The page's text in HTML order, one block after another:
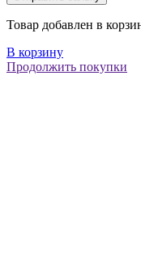
Товар добавлен в
В корзину
Продолжить покупки